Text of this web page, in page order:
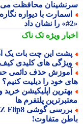
محافظت می کند
با دیواره
ویژهتک ناک
این چت بات یک
های کلیدی کیف پول
حذف دائمی حساب
خود را دیلیت کنیم؟
اپلیکیشن خرید
پلتفرم ها
متفاوت!